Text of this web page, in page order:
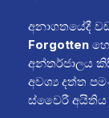
අනාගතයේදී
Forgotten
අන්තර්ජාලය
අවශ්‍ය දත්ත
ස්වෛරී අයිතිය